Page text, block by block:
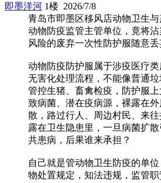
即墨洋河 1楼 2026/7/8
青岛市即墨区移风店动物卫生
动物防疫监管主管单位，竟将
风险的废弃一次性防护服随意丢
动物防疫防护服属于涉疫医疗
无害化处理流程，不能像普通
管控生猪、畜禽检疫，防护服上
致病菌、潜在疫病源，裸露在
散，路过行人、周边村民、来
露在卫生隐患里，一旦病菌扩
共患病，后果谁来承担？
自己就是管动物卫生防疫的单
物处置规定，知法违规，监管